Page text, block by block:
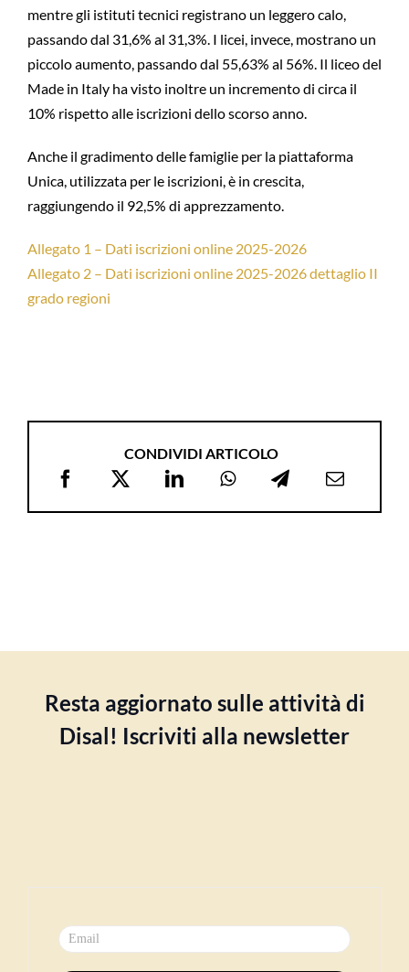
mentre gli istituti tecnici registrano un leggero calo,
passando dal 31,6% al 31,3%. I licei, invece, mostrano un
piccolo aumento, passando dal 55,63% al 56%. Il liceo del
Made in Italy ha visto inoltre un incremento di circa il
10% rispetto alle iscrizioni dello scorso anno.
Anche il gradimento delle famiglie per la piattaforma
Unica, utilizzata per le iscrizioni, è in crescita,
raggiungendo il 92,5% di apprezzamento.
Allegato 1 – Dati iscrizioni online 2025-2026
Allegato 2 – Dati iscrizioni online 2025-2026 dettaglio II
grado regioni
CONDIVIDI ARTICOLO
Resta aggiornato sulle attività di
Disal! Iscriviti alla newsletter